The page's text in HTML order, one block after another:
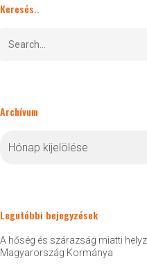
Keresés..
Archívum
Legutóbbi bejegyzések
A hőség és szárazság miatti
Magyarország Kormánya